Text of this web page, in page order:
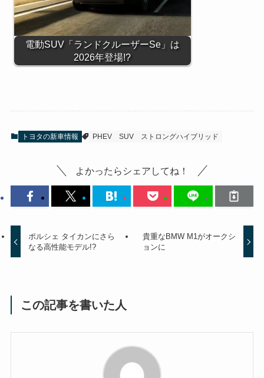
電動SUV「ランドクルーザーSe」は
2026年登場!?
トヨタの新車情報 PHEV SUV ストロングハイブリッド
よかったらシェアしてね！
ポルシェ タイカンにさら
なる高性能モデル!?
貴重なBMW M1がオークシ
ョンに
この記事を書いた人